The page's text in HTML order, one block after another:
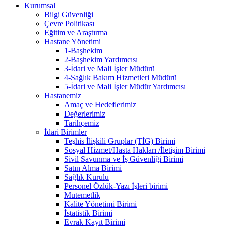
Kurumsal
Bilgi Güvenliği
Çevre Politikası
Eğitim ve Araştırma
Hastane Yönetimi
1-Başhekim
2-Başhekim Yardımcısı
3-İdari ve Mali İşler Müdürü
4-Sağlık Bakım Hizmetleri Müdürü
5-İdari ve Mali İşler Müdür Yardımcısı
Hastanemiz
Amaç ve Hedeflerimiz
Değerlerimiz
Tarihçemiz
İdari Birimler
Teşhis İlişkili Gruplar (TİG) Birimi
Sosyal Hizmet/Hasta Hakları /İletişim Birimi
Sivil Savunma ve İş Güvenliği Birimi
Satın Alma Birimi
Sağlık Kurulu
Personel Özlük-Yazı İşleri birimi
Mutemetlik
Kalite Yönetimi Birimi
İstatistik Birimi
Evrak Kayıt Birimi